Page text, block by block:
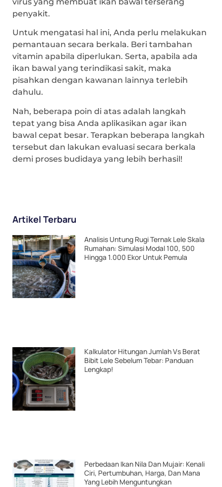
penyakit.
Untuk mengatasi hal ini, Anda perlu melakukan
pemantauan secara berkala. Beri tambahan
vitamin apabila diperlukan. Serta, apabila ada
ikan bawal yang terindikasi sakit, maka
pisahkan dengan kawanan lainnya terlebih
dahulu.
Nah, beberapa poin di atas adalah langkah
tepat yang bisa Anda aplikasikan agar ikan
bawal cepat besar. Terapkan beberapa langkah
tersebut dan lakukan evaluasi secara berkala
demi proses budidaya yang lebih berhasil!
Artikel Terbaru
Analisis Untung Rugi Ternak Lele Skala
Rumahan: Simulasi Modal 100, 500
Hingga 1.000 Ekor Untuk Pemula
Kalkulator Hitungan Jumlah Vs Berat
Bibit Lele Sebelum Tebar: Panduan
Lengkap!
Perbedaan Ikan Nila Dan Mujair: Kenali
Ciri, Pertumbuhan, Harga, Dan Mana
Yang Lebih Menguntungkan